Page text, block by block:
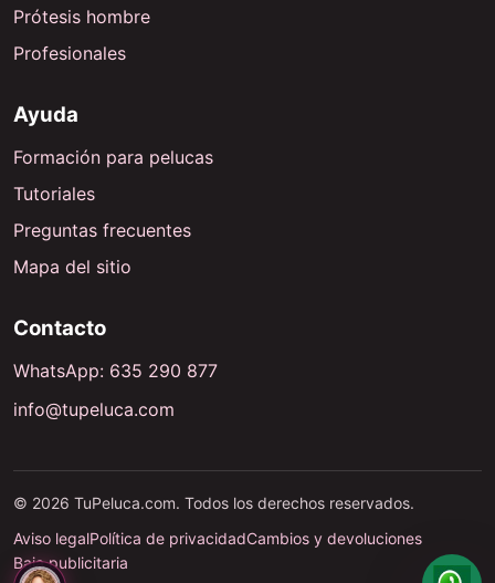
Prótesis hombre
Profesionales
Ayuda
Formación para pelucas
Tutoriales
Preguntas frecuentes
Mapa del sitio
Contacto
WhatsApp: 635 290 877
info@tupeluca.com
© 2026 TuPeluca.com. Todos los derechos reservados.
Aviso legalPolítica de privacidadCambios y devoluciones
Baja publicitaria